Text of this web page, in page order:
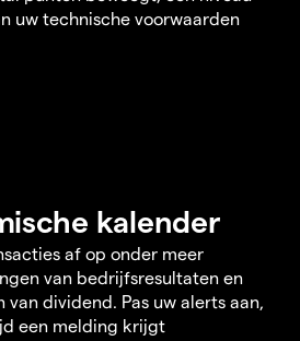
uw technische voorwaarden
kalender
af op onder meer
van bedrijfsresultaten en
dividend. Pas uw alerts aan,
een melding krijgt